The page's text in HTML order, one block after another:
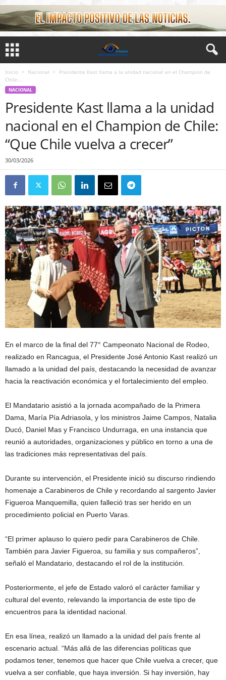
Inicio Nacional
Presidente Kast llama a la unidad nacional en el Champion de
Chile:...
NACIONAL
Presidente Kast llama a la unidad
nacional en el Champion de Chile:
“Que Chile vuelva a crecer”
30/03/2026
En el marco de la final del 77° Campeonato Nacional de Rodeo,
realizado en Rancagua, el Presidente José Antonio Kast realizó un
llamado a la unidad del país, destacando la necesidad de avanzar
hacia la reactivación económica y el fortalecimiento del empleo.
El Mandatario asistió a la jornada acompañado de la Primera
Dama, María Pía Adriasola, y los ministros Jaime Campos, Natalia
Ducó, Daniel Mas y Francisco Undurraga, en una instancia que
reunió a autoridades, organizaciones y público en torno a una de
las tradiciones más representativas del país.
Durante su intervención, el Presidente inició su discurso rindiendo
homenaje a Carabineros de Chile y recordando al sargento Javier
Figueroa Manquemilla, quien falleció tras ser herido en un
procedimiento policial en Puerto Varas.
“El primer aplauso lo quiero pedir para Carabineros de Chile.
También para Javier Figueroa, su familia y sus compañeros”,
señaló el Mandatario, destacando el rol de la institución.
Posteriormente, el jefe de Estado valoró el carácter familiar y
cultural del evento, relevando la importancia de este tipo de
encuentros para la identidad nacional.
En esa línea, realizó un llamado a la unidad del país frente al
escenario actual. “Más allá de las diferencias políticas que
podamos tener, tenemos que hacer que Chile vuelva a crecer, que
vuelva a ser confiable, que haya inversión. Si hay inversión, hay